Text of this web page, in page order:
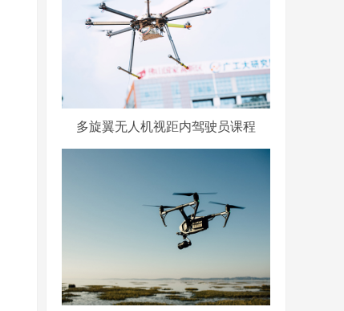
多旋翼无人机视距内驾驶员课程